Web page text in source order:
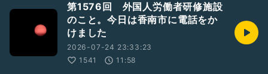
第1576回 外国人労働者研修施設
のこと。今日は香南市に電話をか
けました
2026-07-24 23:33:23
1541
11:58